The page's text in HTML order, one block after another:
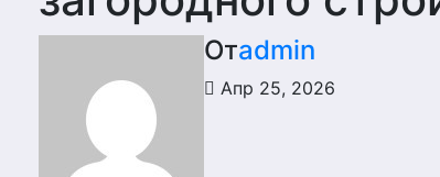
Отadmin
Апр 25, 2026